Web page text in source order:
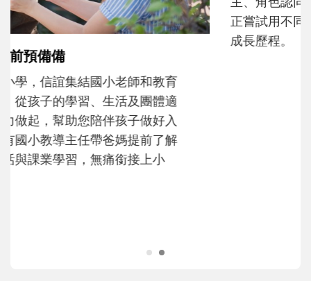
和孩子一起長大的那個男人│讀懂父親的
不同模樣
沒有人天生就擅長當爸爸！男人總是在一次
次「前所未有」的體驗中，跟著孩子一起長
大。從給予安全感的肢體遊戲，到獨立自
主、角色認同及解決問題的能力養成。爸爸